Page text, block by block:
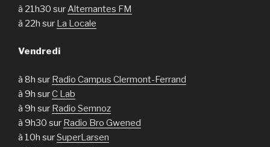
à 21h30 sur Alternantes FM
à 22h sur La Locale
Vendredi
à 8h sur Radio Campus Clermont-Ferrand
à 9h surC Lab
à 9h sur Radio Semnoz
à 9h30 sur Radio Bro Gwened
à 10h surSuperLarsen